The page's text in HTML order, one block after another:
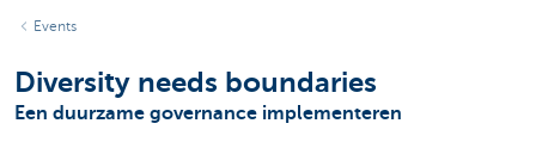
Events
Diversity needs boundaries
Een duurzame governance implementeren